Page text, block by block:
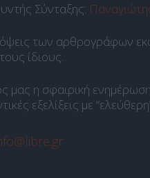
Σύνταξης:
των αρθρογράφων
ίδιους.
μας η σφαιρική ενημέρωση
εξελίξεις με